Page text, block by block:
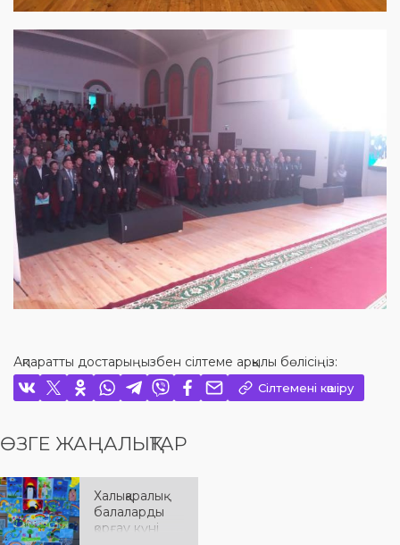
Ақпаратты достарыңызбен сілтеме арқылы бөлісіңіз:
Сілтемені көшіру
ӨЗГЕ ЖАҢАЛЫҚТАР
Халықаралық
балаларды
қорғау күні